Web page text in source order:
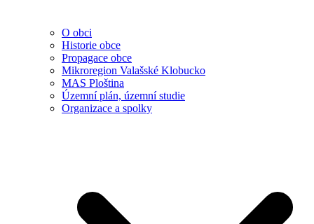
O obci
Historie obce
Propagace obce
Mikroregion Valašské Klobucko
MAS Ploština
Územní plán, územní studie
Organizace a spolky